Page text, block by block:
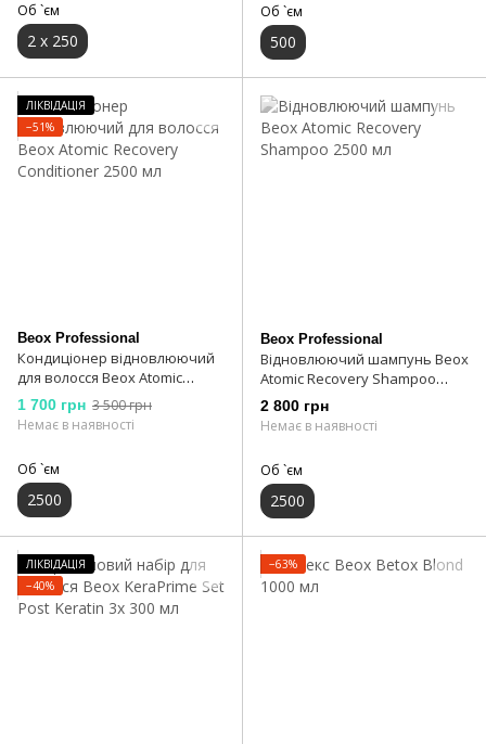
Об `єм
2 x 250
Об `єм
500
ЛІКВІДАЦІЯ
−51%
Beox Professional
Кондиціонер відновлюючий
для волосся Beox Atomic
Recovery Conditioner 2500 мл
1 700 грн 3 500 грн
Немає в наявності
Об `єм
2500
Beox Professional
Відновлюючий шампунь Beox
Atomic Recovery Shampoo
2500 мл
2 800 грн
Немає в наявності
Об `єм
2500
ЛІКВІДАЦІЯ
−40%
−63%